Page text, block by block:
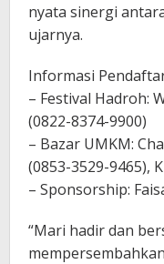
nyata sinergi
ujarnya.
Informasi
– Festival Hadroh:
(0822-8374-9900)
– Bazar UMKM:
(0853-3529-9465),
– Sponsorship:
“Mari hadir dan